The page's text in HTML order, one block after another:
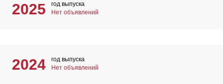
2025
год выпуска
Нет объявлений
2024
год выпуска
Нет объявлений